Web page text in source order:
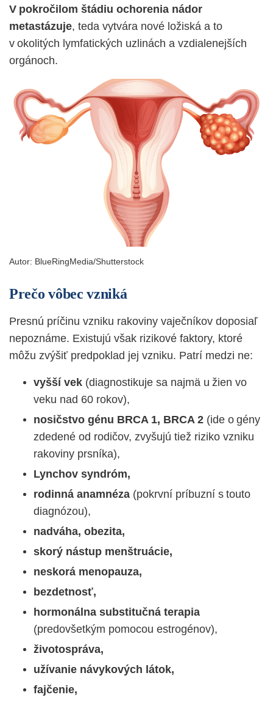
V pokročilom štádiu ochorenia nádor
metastázuje, teda vytvára nové ložiská a to
v okolitých lymfatických uzlinách a vzdialenejších
orgánoch.
Autor: BlueRingMedia/Shutterstock
Prečo vôbec vzniká
Presnú príčinu vzniku rakoviny vaječníkov doposiaľ
nepoznáme. Existujú však rizikové faktory, ktoré
môžu zvýšiť predpoklad jej vzniku. Patrí medzi ne:
vyšší vek (diagnostikuje sa najmä u žien vo
veku nad 60 rokov),
nosičstvo génu BRCA 1, BRCA 2 (ide o gény
zdedené od rodičov, zvyšujú tiež riziko vzniku
rakoviny prsníka),
Lynchov syndróm,
rodinná anamnéza (pokrvní príbuzní s touto
diagnózou),
nadváha, obezita,
skorý nástup menštruácie,
neskorá menopauza,
bezdetnosť,
hormonálna substitučná terapia
(predovšetkým pomocou estrogénov),
životospráva,
užívanie návykových látok,
fajčenie,